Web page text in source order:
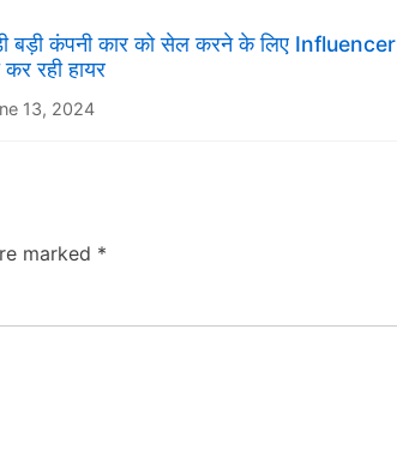
बड़ी कंपनी कार को सेल करने के लिए Influencer
कर रही हायर
13, 2024
marked *